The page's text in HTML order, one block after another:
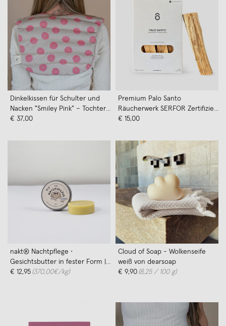
Dinkelkissen für Schulter und
Nacken "Smiley Pink" – Tochter
von Walter
€ 37,00
Premium Palo Santo
Räucherwerk SERFOR Zertifiziert
Nachhaltiger Anbau -
€ 15,00
nakt® Nachtpflege •
Gesichtsbutter in fester Form |
Parfümfrei
€ 12,95 (370,00€/kg)
Cloud of Soap - Wolkenseife
weiß von dearsoap
€ 9,90 (8,25 / 100 g)